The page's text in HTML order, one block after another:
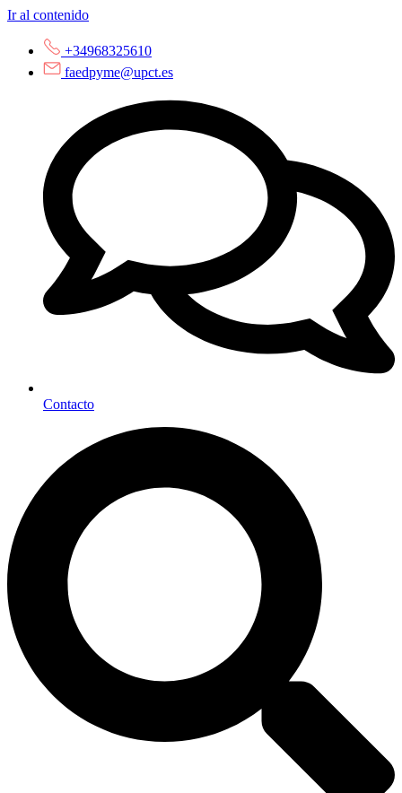
Ir al contenido
+34968325610
faedpyme@upct.es
Contacto